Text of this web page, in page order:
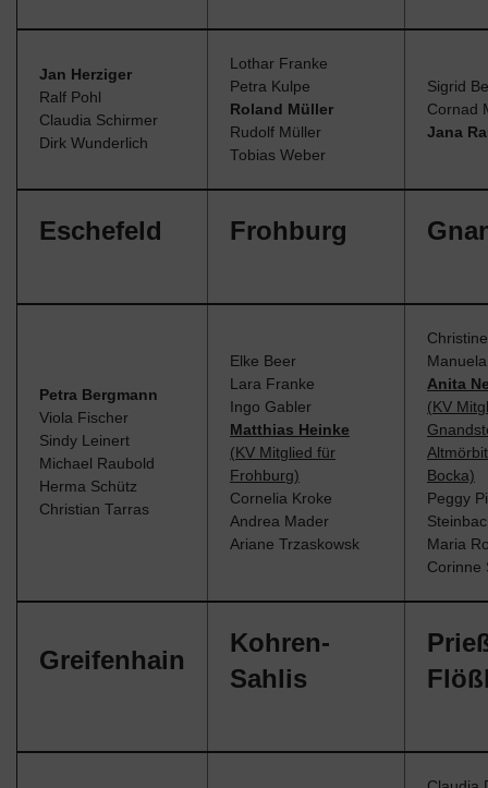
Jan Herziger
Ralf Pohl
Claudia Schirmer
Dirk Wunderlich
Lothar Franke
Petra Kulpe
Roland Müller
Rudolf Müller
Tobias Weber
Sigrid
Cornad
Jana
Eschefeld Frohburg
Petra Bergmann
Viola Fischer
Sindy Leinert
Michael Raubold
Herma Schütz
Christian Tarras
Elke Beer
Lara Franke
Ingo Gabler
Matthias Heinke
(KV Mitglied für
Frohburg)
Cornelia Kroke
Andrea Mader
Ariane Trzaskowsk
Anita
(KV
Bocka)
Peggy
Maria
Corinne
Greifenhain
Kohren-
Sahlis